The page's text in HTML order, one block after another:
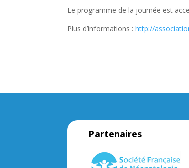
Le programme de la journée est
Plus d’informations :http://
Partenaires